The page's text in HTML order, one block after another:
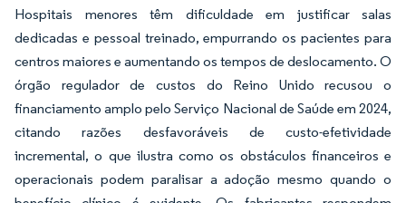
Hospitais menores têm dificuldade em justificar salas
dedicadas e pessoal treinado, empurrando os pacientes para
centros maiores e aumentando os tempos de deslocamento. O
órgão regulador de custos do Reino Unido recusou o
financiamento amplo pelo Serviço Nacional de Saúde em 2024,
citando razões desfavoráveis de custo-efetividade
incremental, o que ilustra como os obstáculos financeiros e
operacionais podem paralisar a adoção mesmo quando o